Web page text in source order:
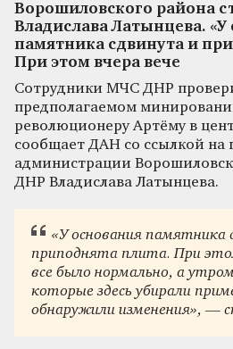
Ворошиловского района
Владислава Латынцева. «У
памятника сдвинута и
При этом вчера вече
Сотрудники МЧС ДНР
предполагаемом
революционеру Артёму в
сообщает ДАН со ссылкой на
администрации
ДНР Владислава Латынцева.
«У основания памятника
приподнята плита. При
все было нормально, а
которые здесь убирали
обнаружили изменения», —